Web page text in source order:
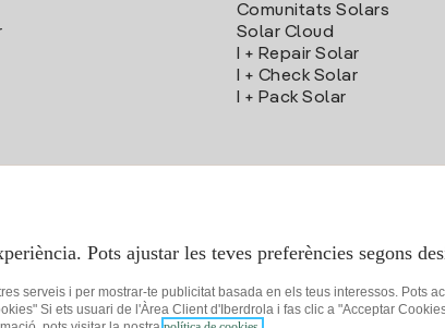
Comunitats Solars
Solar Cloud
I + Repair Solar
I + Check Solar
I + Pack Solar
Pots ajustar les teves preferències segons
serveis i per mostrar-te publicitat basada en els teus interessos. Pots
Si ets usuari de l'Àrea Client d'Iberdrola i fas clic a "Acceptar